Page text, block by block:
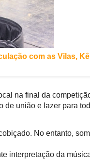
com as Vilas,
na final da
de união e lazer para
No entanto,
interpretação da